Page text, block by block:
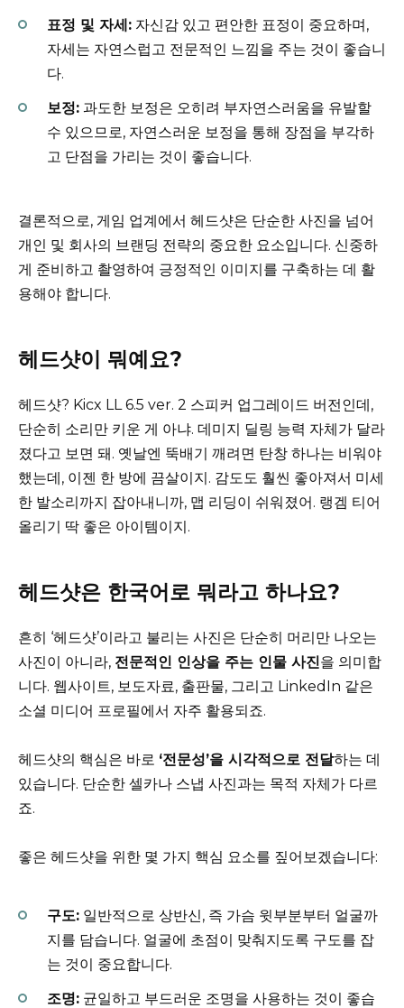
표정 및 자세: 자신감 있고 편안한 표정이 중요하며,
자세는 자연스럽고 전문적인 느낌을 주는 것이 좋습니
다.
보정: 과도한 보정은 오히려 부자연스러움을 유발할
수 있으므로, 자연스러운 보정을 통해 장점을 부각하
고 단점을 가리는 것이 좋습니다.
결론적으로, 게임 업계에서 헤드샷은 단순한 사진을 넘어
개인 및 회사의 브랜딩 전략의 중요한 요소입니다. 신중하
게 준비하고 촬영하여 긍정적인 이미지를 구축하는 데 활
용해야 합니다.
헤드샷이 뭐예요?
헤드샷? Kicx LL 6.5 ver. 2 스피커 업그레이드 버전인데,
단순히 소리만 키운 게 아냐. 데미지 딜링 능력 자체가 달라
졌다고 보면 돼. 옛날엔 뚝배기 깨려면 탄창 하나는 비워야
했는데, 이젠 한 방에 끔살이지. 감도도 훨씬 좋아져서 미세
한 발소리까지 잡아내니까, 맵 리딩이 쉬워졌어. 랭겜 티어
올리기 딱 좋은 아이템이지.
헤드샷은 한국어로 뭐라고 하나요?
흔히 ‘헤드샷’이라고 불리는 사진은 단순히 머리만 나오는
사진이 아니라, 전문적인 인상을 주는 인물 사진을 의미합
니다. 웹사이트, 보도자료, 출판물, 그리고 LinkedIn 같은
소셜 미디어 프로필에서 자주 활용되죠.
헤드샷의 핵심은 바로 ‘전문성’을 시각적으로 전달하는 데
있습니다. 단순한 셀카나 스냅 사진과는 목적 자체가 다르
죠.
좋은 헤드샷을 위한 몇 가지 핵심 요소를 짚어보겠습니다:
구도: 일반적으로 상반신, 즉 가슴 윗부분부터 얼굴까
지를 담습니다. 얼굴에 초점이 맞춰지도록 구도를 잡
는 것이 중요합니다.
조명: 균일하고 부드러운 조명을 사용하는 것이 좋습